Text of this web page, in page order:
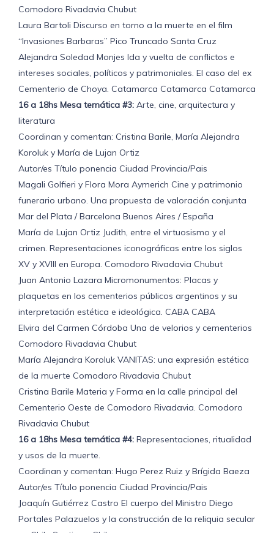
Comodoro Rivadavia Chubut
Laura Bartoli Discurso en torno a la muerte en el film
“Invasiones Barbaras” Pico Truncado Santa Cruz
Alejandra Soledad Monjes Ida y vuelta de conflictos e
intereses sociales, políticos y patrimoniales. El caso del ex
Cementerio de Choya. Catamarca Catamarca Catamarca
16 a 18hs Mesa temática #3: Arte, cine, arquitectura y
literatura
Coordinan y comentan: Cristina Barile, María Alejandra
Koroluk y María de Lujan Ortiz
Autor/es Título ponencia Ciudad Provincia/Pais
Magali Golfieri y Flora Mora Aymerich Cine y patrimonio
funerario urbano. Una propuesta de valoración conjunta
Mar del Plata / Barcelona Buenos Aires / España
María de Lujan Ortiz Judith, entre el virtuosismo y el
crimen. Representaciones iconográficas entre los siglos
XV y XVIII en Europa. Comodoro Rivadavia Chubut
Juan Antonio Lazara Micromonumentos: Placas y
plaquetas en los cementerios públicos argentinos y su
interpretación estética e ideológica. CABA CABA
Elvira del Carmen Córdoba Una de velorios y cementerios
Comodoro Rivadavia Chubut
María Alejandra Koroluk VANITAS: una expresión estética
de la muerte Comodoro Rivadavia Chubut
Cristina Barile Materia y Forma en la calle principal del
Cementerio Oeste de Comodoro Rivadavia. Comodoro
Rivadavia Chubut
16 a 18hs Mesa temática #4: Representaciones, ritualidad
y usos de la muerte.
Coordinan y comentan: Hugo Perez Ruiz y Brígida Baeza
Autor/es Título ponencia Ciudad Provincia/Pais
Joaquín Gutiérrez Castro El cuerpo del Ministro Diego
Portales Palazuelos y la construcción de la reliquia secular